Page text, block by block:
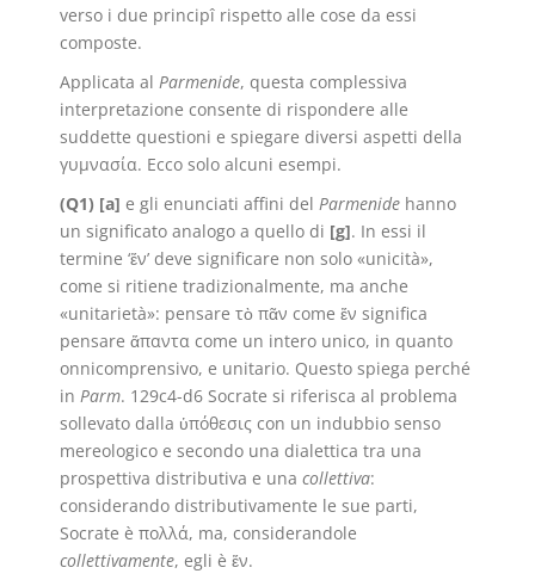
verso i due principî rispetto alle cose da essi
composte.
Applicata al Parmenide, questa complessiva
interpretazione consente di rispondere alle
suddette questioni e spiegare diversi aspetti della
γυμνασία. Ecco solo alcuni esempi.
(Q1) [a] e gli enunciati affini del Parmenide hanno
un significato analogo a quello di [g]. In essi il
termine ‘ἕν’ deve significare non solo «unicità»,
come si ritiene tradizionalmente, ma anche
«unitarietà»: pensare τὸ πᾶν come ἕν significa
pensare ἅπαντα come un intero unico, in quanto
onnicomprensivo, e unitario. Questo spiega perché
in Parm. 129c4-d6 Socrate si riferisca al problema
sollevato dalla ὑπόθεσις con un indubbio senso
mereologico e secondo una dialettica tra una
prospettiva distributiva e una collettiva:
considerando distributivamente le sue parti,
Socrate è πολλά, ma, considerandole
collettivamente, egli è ἕν.